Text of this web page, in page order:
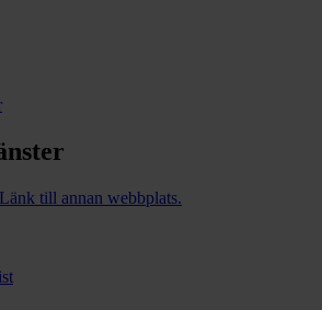
Länk till annan webbplats.